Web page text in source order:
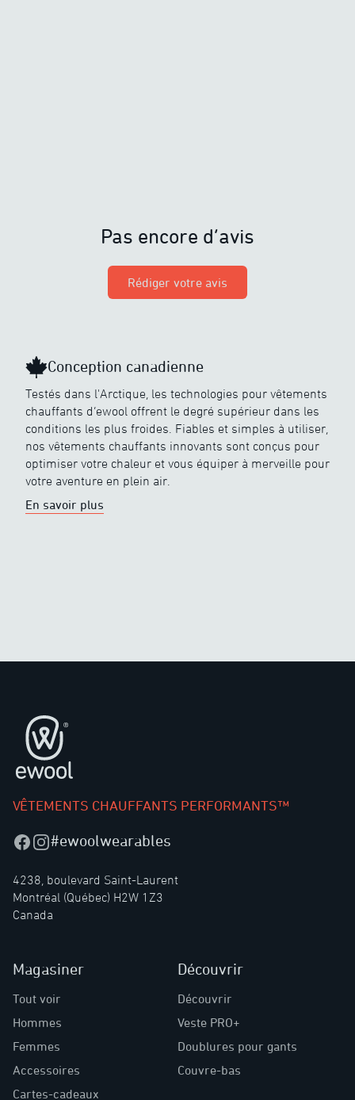
Pas encore d’avis
Rédiger votre avis
Conception canadienne
Testés dans l'Arctique, les technologies pour vêtements
chauffants d’ewool offrent le degré supérieur dans les
conditions les plus froides. Fiables et simples à utiliser,
nos vêtements chauffants innovants sont conçus pour
optimiser votre chaleur et vous équiper à merveille pour
votre aventure en plein air.
En savoir plus
Pied de page
VÊTEMENTS CHAUFFANTS PERFORMANTS™
Facebook
Instagram
#ewoolwearables
4238, boulevard Saint-Laurent
Montréal (Québec) H2W 1Z3
Canada
Magasiner
Tout voir
Hommes
Femmes
Accessoires
Cartes-cadeaux
Découvrir
Découvrir
Veste PRO+
Doublures pour gants
Couvre-bas